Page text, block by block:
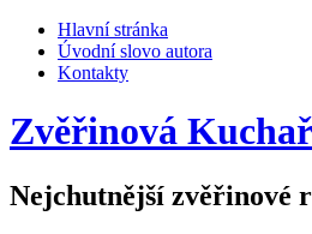
Hlavní stránka
Úvodní slovo autora
Kontakty
Zvěřinová
Nejchutnější zvěřinové